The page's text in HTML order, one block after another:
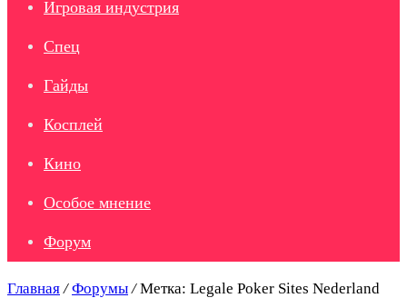
Игровая индустрия
Спец
Гайды
Косплей
Кино
Особое мнение
Форум
Главная / Форумы / Метка: Legale Poker Sites Nederland